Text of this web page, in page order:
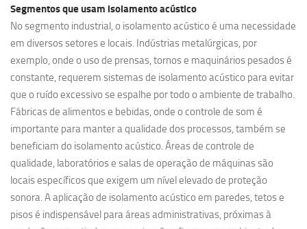
Segmentos que usam isolamento acústico
No segmento industrial, o isolamento acústico é uma necessidade
em diversos setores e locais. Indústrias metalúrgicas, por
exemplo, onde o uso de prensas, tornos e maquinários pesados é
constante, requerem sistemas de isolamento acústico para evitar
que o ruído excessivo se espalhe por todo o ambiente de trabalho.
Fábricas de alimentos e bebidas, onde o controle de som é
importante para manter a qualidade dos processos, também se
beneficiam do isolamento acústico. Áreas de controle de
qualidade, laboratórios e salas de operação de máquinas são
locais específicos que exigem um nível elevado de proteção
sonora. A aplicação de isolamento acústico em paredes, tetos e
pisos é indispensável para áreas administrativas, próximas à